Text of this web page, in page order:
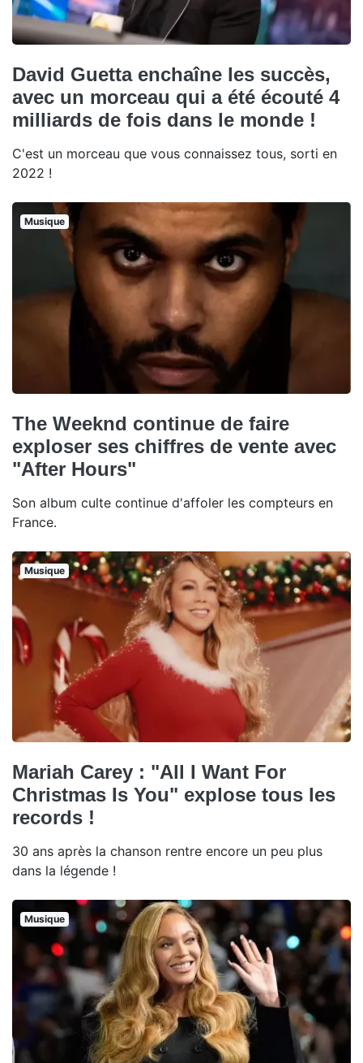
David Guetta enchaîne les succès,
avec un morceau qui a été écouté 4
milliards de fois dans le monde !
C'est un morceau que vous connaissez tous, sorti en
2022 !
Musique
The Weeknd continue de faire
exploser ses chiffres de vente avec
"After Hours"
Son album culte continue d'affoler les compteurs en
France.
Musique
Mariah Carey : "All I Want For
Christmas Is You" explose tous les
records !
30 ans après la chanson rentre encore un peu plus
dans la légende !
Musique